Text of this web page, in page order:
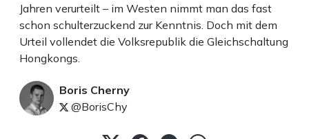
Jahren verurteilt – im Westen nimmt man das fast
schon schulterzuckend zur Kenntnis. Doch mit dem
Urteil vollendet die Volksrepublik die Gleichschaltung
Hongkongs.
Boris Cherny
@BorisChy